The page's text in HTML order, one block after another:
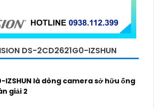
DS-2CD2621G0-IZSHUN
IZSHUN là dòng camera sở hữu ống
giải 2